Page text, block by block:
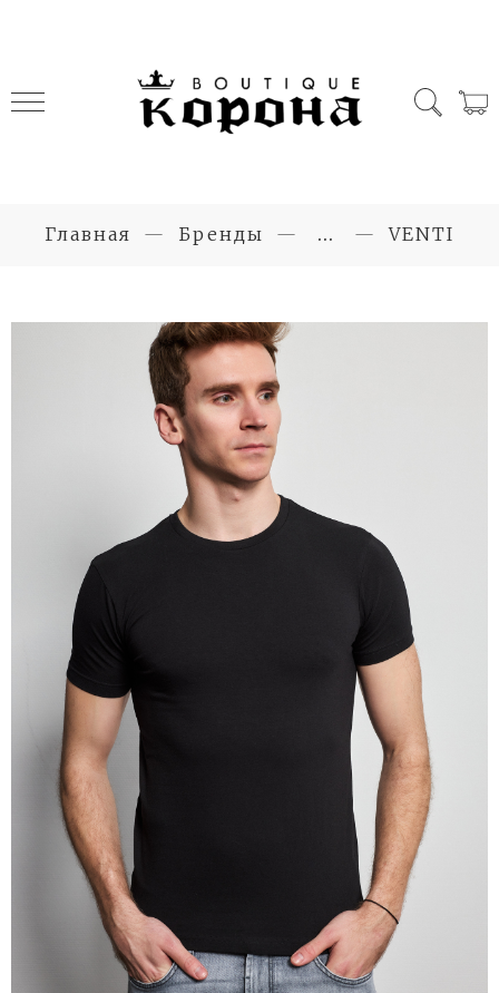
Главная Бренды ... VENTI